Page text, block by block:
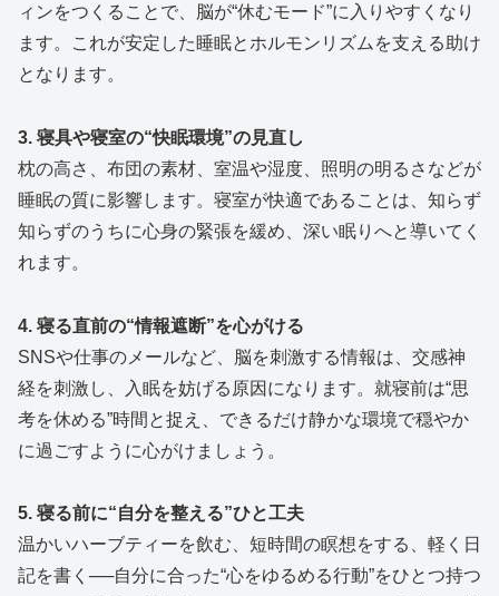
ィンをつくることで、脳が“休むモード”に入りやすくなり
ます。これが安定した睡眠とホルモンリズムを支える助け
となります。
3. 寝具や寝室の“快眠環境”の見直し
枕の高さ、布団の素材、室温や湿度、照明の明るさなどが
睡眠の質に影響します。寝室が快適であることは、知らず
知らずのうちに心身の緊張を緩め、深い眠りへと導いてく
れます。
4. 寝る直前の“情報遮断”を心がける
SNSや仕事のメールなど、脳を刺激する情報は、交感神
経を刺激し、入眠を妨げる原因になります。就寝前は“思
考を休める”時間と捉え、できるだけ静かな環境で穏やか
に過ごすように心がけましょう。
5. 寝る前に“自分を整える”ひと工夫
温かいハーブティーを飲む、短時間の瞑想をする、軽く日
記を書く──自分に合った“心をゆるめる行動”をひとつ持つ